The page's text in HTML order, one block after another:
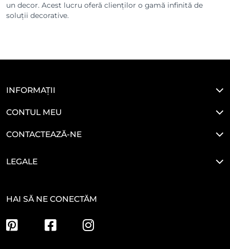
un decor. Acest lucru oferă clienților o gamă infinită de
soluții decorative.
INFORMAȚII
CONTUL MEU
CONTACTEAZĂ-NE
LEGALE
HAI SĂ NE CONECTĂM